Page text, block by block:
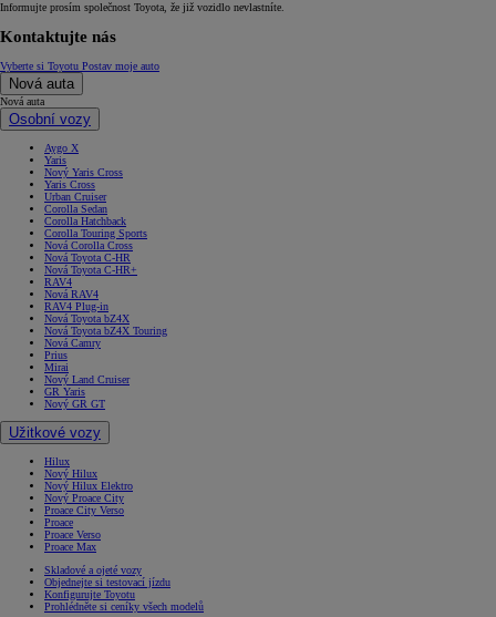
Informujte prosím společnost Toyota, že již vozidlo nevlastníte.
Kontaktujte nás
Vyberte si Toyotu Postav moje auto
Nová auta
Nová auta
Osobní vozy
Aygo X
Yaris
Nový Yaris Cross
Yaris Cross
Urban Cruiser
Corolla Sedan
Corolla Hatchback
Corolla Touring Sports
Nová Corolla Cross
Nová Toyota C-HR
Nová Toyota C-HR+
RAV4
Nová RAV4
RAV4 Plug-in
Nová Toyota bZ4X
Nová Toyota bZ4X Touring
Nová Camry
Prius
Mirai
Nový Land Cruiser
GR Yaris
Nový GR GT
Užitkové vozy
Hilux
Nový Hilux
Nový Hilux Elektro
Nový Proace City
Proace City Verso
Proace
Proace Verso
Proace Max
Skladové a ojeté vozy
Objednejte si testovací jízdu
Konfigurujte Toyotu
Prohlédněte si ceníky všech modelů